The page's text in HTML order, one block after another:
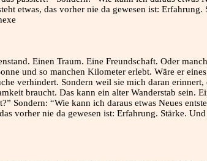
Einen Traum. Eine Freundschaft. Oder
und so manchen Kilometer erlebt. Wäre er
verhindert. Sondern weil sie mich daran
braucht. Das kann ein alter Wanderstab
Sondern: “Wie kann ich daraus etwas Neues
vorher nie da gewesen ist: Erfahrung. Stärke.